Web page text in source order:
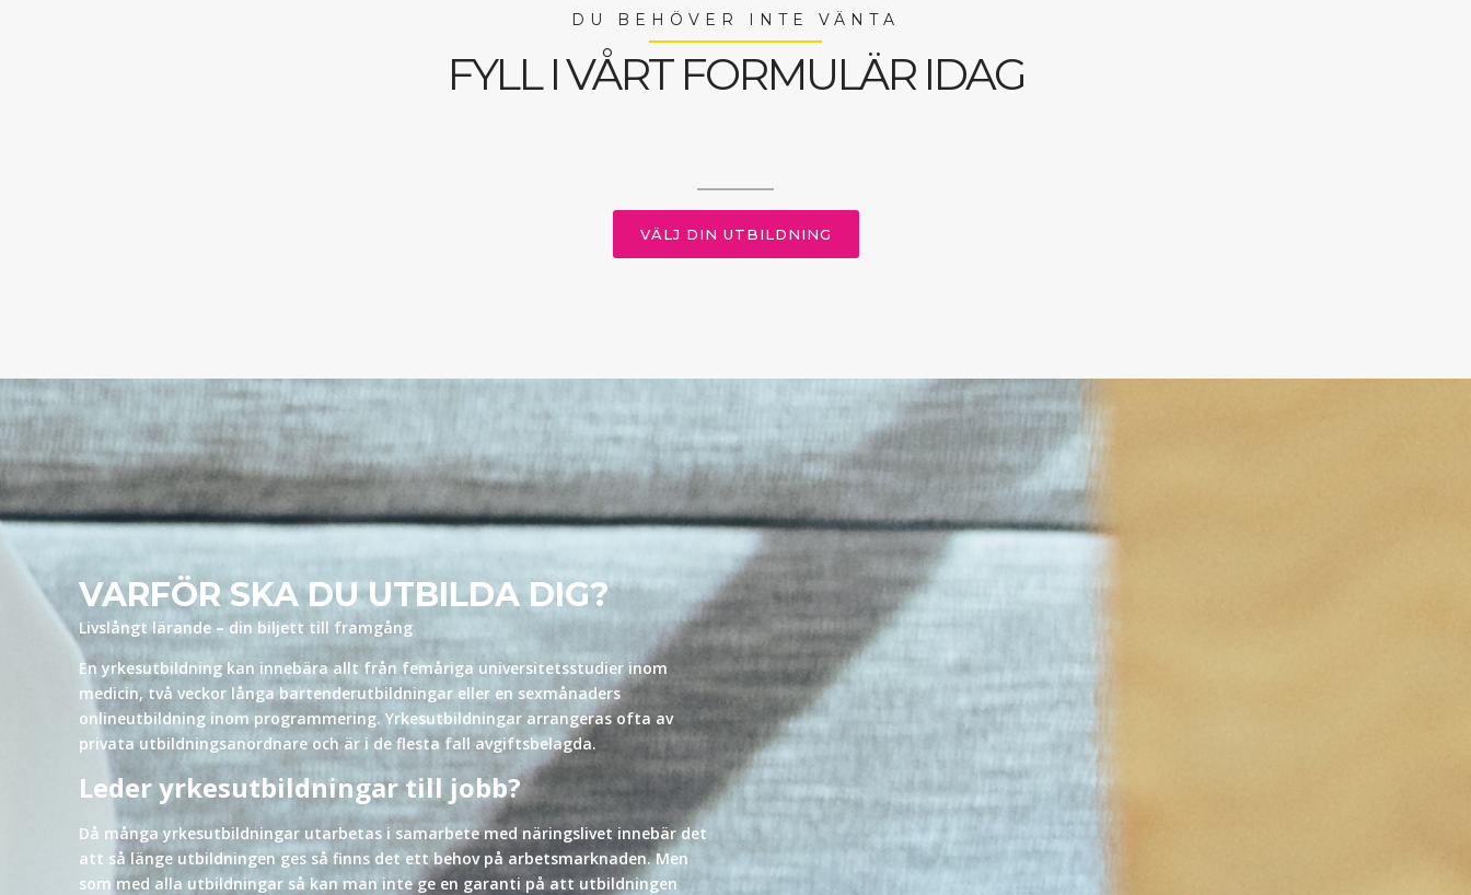
DU BEHÖVER INTE VÄNTA
FYLL I VÅRT FORMULÄR IDAG
VÄLJ DIN UTBILDNING
VARFÖR SKA DU UTBILDA DIG?
Livslångt lärande – din biljett till framgång
En yrkesutbildning kan innebära allt från femåriga universitetsstudier inom
medicin, två veckor långa bartenderutbildningar eller en sexmånaders
onlineutbildning inom programmering. Yrkesutbildningar arrangeras ofta av
privata utbildningsanordnare och är i de flesta fall avgiftsbelagda.
Leder yrkesutbildningar till jobb?
Då många yrkesutbildningar utarbetas i samarbete med näringslivet innebär det
att så länge utbildningen ges så finns det ett behov på arbetsmarknaden. Men
som med alla utbildningar så kan man inte ge en garanti på att utbildningen